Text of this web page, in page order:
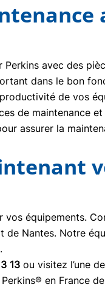
avec des
dans le bon
de vos
de maintenance
assurer la
vos équipements.
de Nantes. Notre
13 ou visitez l’une
en France